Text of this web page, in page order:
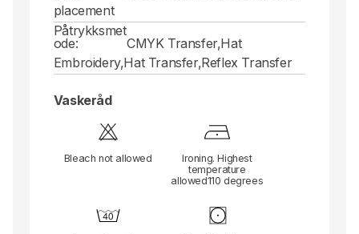
placement
Påtrykksmet
ode:
CMYK Transfer,Hat
Embroidery,Hat Transfer,Reflex Transfer
Vaskeråd
Bleach not allowed
Ironing. Highest
temperature
allowed110 degrees